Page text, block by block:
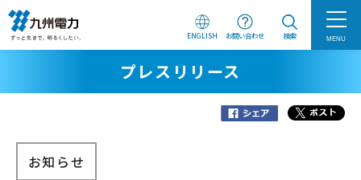
ENGLISH お問い合わせ 検索 MENU
プレスリリース
お知らせ